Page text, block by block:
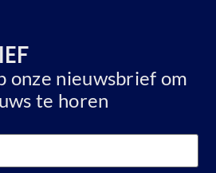
onze nieuwsbrief om
te horen